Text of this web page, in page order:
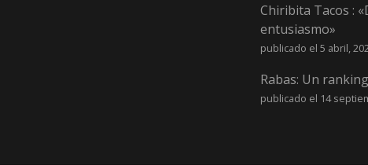
Chiribita Tacos :
entusiasmo»
publicado el 5 abril,
Rabas: Un
publicado el 14